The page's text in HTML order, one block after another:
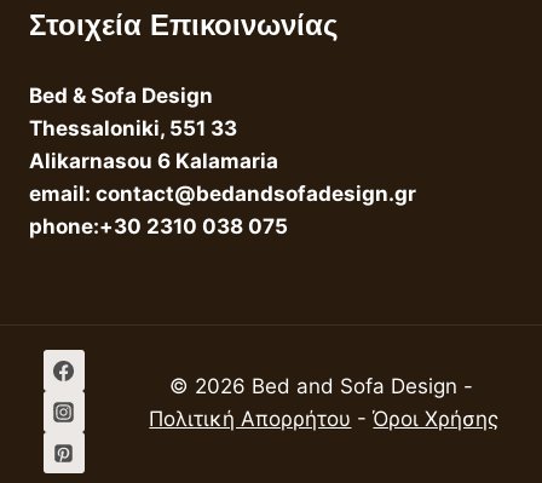
Στοιχεία Επικοινωνίας
Bed & Sofa Design
Thessaloniki, 551 33
Alikarnasou 6 Kalamaria
email: contact@bedandsofadesign.gr
phone:+30 2310 038 075
© 2026 Bed and Sofa Design -
Πολιτική Απορρήτου -Όροι Χρήσης